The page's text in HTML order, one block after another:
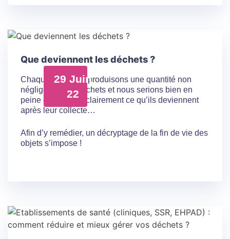
29 Juin
22
Que deviennent les déchets ?
Chaque jour nous produisons une quantité non
négligeable de déchets et nous serions bien en
peine d’expliquer clairement ce qu’ils deviennent
après leur collecte…
Afin d’y remédier, un décryptage de la fin de vie des
objets s’impose !